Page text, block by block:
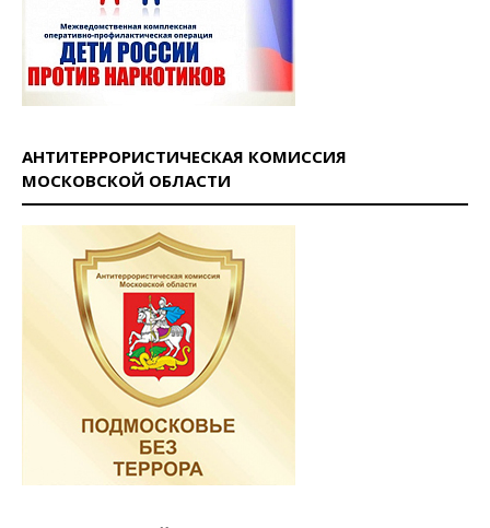
АНТИТЕРРОРИСТИЧЕСКАЯ КОМИССИЯ
МОСКОВСКОЙ ОБЛАСТИ